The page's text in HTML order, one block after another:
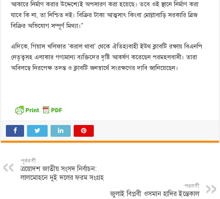
আকারে নির্মাণ করার উদ্দেশ্যেই অপসারণ করা হয়েছে। তবে ওই স্থানে নির্মাণ করা
যাবে কি না, তা নিশ্চিত নই। বিক্রির টাকা আত্মসাৎ কিংবা মোল্লাবাড়ি সরকারি ব্রিজ
বিক্রির অভিযোগ সম্পূর্ণ মিথ্যা।”
এদিকে, গিয়াস খলিফার ‘করাল থাবা’ থেকে ঐতিহ্যবাহী ইউথ ক্লাবটি রক্ষায় বিএনপি
নেতৃত্বসহ এলাকার গণ্যমান্য ব্যক্তিদের দৃষ্টি আকর্ষণ করেছেন পরমহলবাসী। তারা
অবিলম্বে নিরপেক্ষ তদন্ত ও ক্লাবটি জনস্বার্থে সংরক্ষণের দাবি জানিয়েছেন।
পূর্ববর্তী
ত্রয়োদশ জাতীয় সংসদ নির্বাচন:
লালমোহনে দুই দলের ফরম সংগ্রহ
পরবর্তী
জুলাই বিপ্লবী ওসমান হাদির ইন্তেকাল